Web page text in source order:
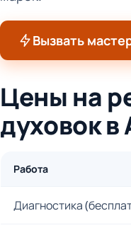
Вызвать
Цены на
духовок в
Работа
Диагностика